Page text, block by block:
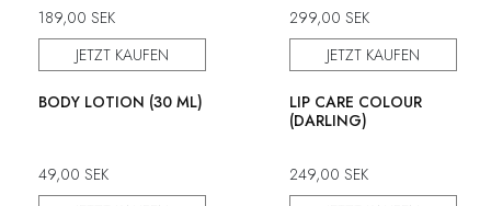
189,00 SEK
JETZT KAUFEN
299,00 SEK
JETZT KAUFEN
50% Rabatt
BODY LOTION (30 ML)
49,00 SEK
50% Rabatt
LIP CARE COLOUR
(DARLING)
249,00 SEK